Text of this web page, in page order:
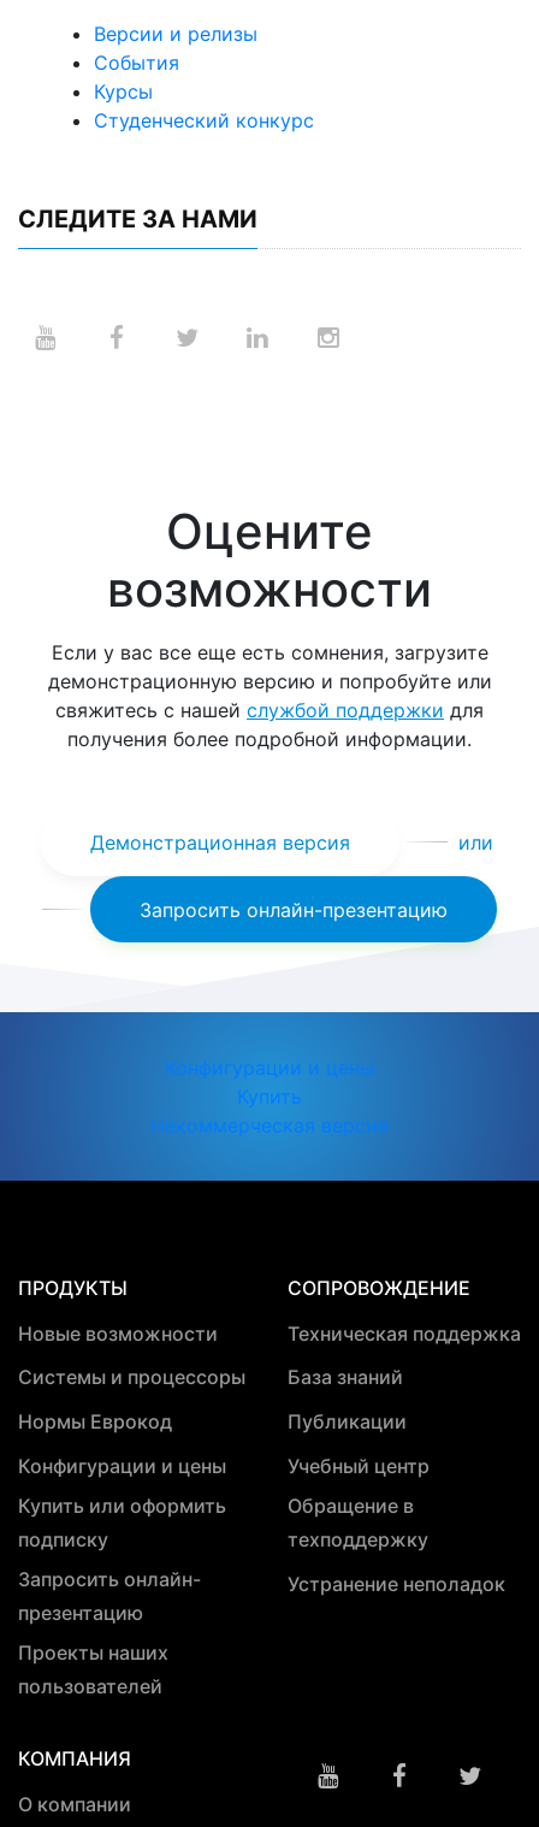
Версии и релизы
События
Курсы
Студенческий конкурс
СЛЕДИТЕ ЗА НАМИ
Оцените
возможности
Если у вас все еще есть сомнения, загрузите
демонстрационную версию и попробуйте или
свяжитесь с нашей службой поддержки для
получения более подробной информации.
Демонстрационная версия или
Запросить онлайн-презентацию
Конфигурации и цены
Купить
Некоммерческая версия
ПРОДУКТЫ
Новые возможности
Системы и процессоры
Нормы Еврокод
Конфигурации и цены
Купить или оформить
подписку
Запросить онлайн-
презентацию
Проекты наших
пользователей
СОПРОВОЖДЕНИЕ
Техническая поддержка
База знаний
Публикации
Учебный центр
Обращение в
техподдержку
Устранение неполадок
КОМПАНИЯ
О компании